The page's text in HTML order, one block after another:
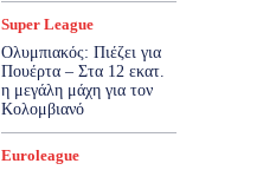
Super League
Ολυμπιακός: Πιέζει για
Πουέρτα – Στα 12 εκατ.
η μεγάλη μάχη για τον
Κολομβιανό
Euroleague